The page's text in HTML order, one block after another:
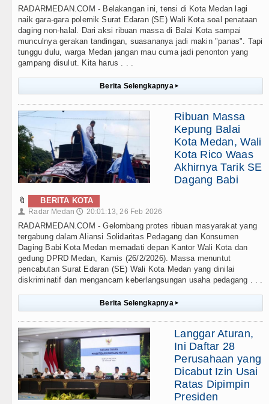
RADARMEDAN.COM - Belakangan ini, tensi di Kota Medan lagi
naik gara-gara polemik Surat Edaran (SE) Wali Kota soal penataan
daging non-halal. Dari aksi ribuan massa di Balai Kota sampai
munculnya gerakan tandingan, suasananya jadi makin "panas". Tapi
tunggu dulu, warga Medan jangan mau cuma jadi penonton yang
gampang disulut. Kita harus . . .
Berita Selengkapnya ▸
Ribuan Massa
Kepung Balai
Kota Medan, Wali
Kota Rico Waas
Akhirnya Tarik SE
Dagang Babi
🔖 BERITA KOTA
👤 Radar Medan 🕔 20:01:13, 26 Feb 2026
RADARMEDAN.COM - Gelombang protes ribuan masyarakat yang
tergabung dalam Aliansi Solidaritas Pedagang dan Konsumen
Daging Babi Kota Medan memadati depan Kantor Wali Kota dan
gedung DPRD Medan, Kamis (26/2/2026). Massa menuntut
pencabutan Surat Edaran (SE) Wali Kota Medan yang dinilai
diskriminatif dan mengancam keberlangsungan usaha pedagang . . .
Berita Selengkapnya ▸
Langgar Aturan,
Ini Daftar 28
Perusahaan yang
Dicabut Izin Usai
Ratas Dipimpin
Presiden